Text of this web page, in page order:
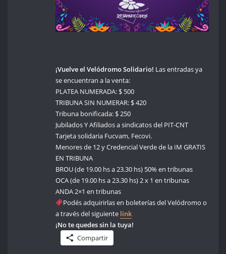
¡Vuelve el Velódromo Solidario! Las entradas ya
se encuentran a la venta:
PLATEA NUMERADA: $ 500
TRIBUNA SIN NUMERAR: $ 420
Tribuna bonificada: $ 250
Jubilados Y Afiliados a sindicatos del PIT-CNT
Tarjeta solidaria Fucvam, Fecovi.
Menores de 12 y Credencial Verde de la IM GRATIS
EN TRIBUNA
BROU (de 19.00 hs a 23.30 hs) 50% en tribunas
OCA (de 19.00 hs a 23.30 hs) 2 x 1 en tribunas
ANDA 2×1 en tribunas
Podés adquirirlas en boleterías del Velódromo o
a través del siguiente link
¡No te quedes sin la tuya!
Compartir